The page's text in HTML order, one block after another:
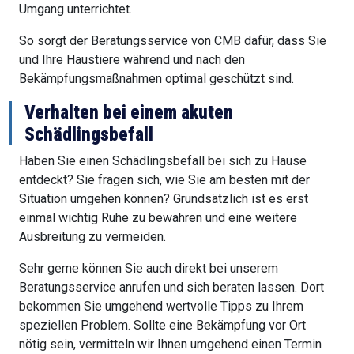
Umgang unterrichtet.
So sorgt der Beratungsservice von CMB dafür, dass Sie
und Ihre Haustiere während und nach den
Bekämpfungsmaßnahmen optimal geschützt sind.
Verhalten bei einem akuten
Schädlingsbefall
Haben Sie einen Schädlingsbefall bei sich zu Hause
entdeckt? Sie fragen sich, wie Sie am besten mit der
Situation umgehen können? Grundsätzlich ist es erst
einmal wichtig Ruhe zu bewahren und eine weitere
Ausbreitung zu vermeiden.
Sehr gerne können Sie auch direkt bei unserem
Beratungsservice anrufen und sich beraten lassen. Dort
bekommen Sie umgehend wertvolle Tipps zu Ihrem
speziellen Problem. Sollte eine Bekämpfung vor Ort
nötig sein, vermitteln wir Ihnen umgehend einen Termin